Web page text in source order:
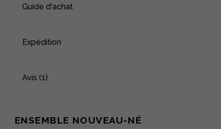
Guide d'achat
Expédition
Avis (1)
ENSEMBLE NOUVEAU-NÉ